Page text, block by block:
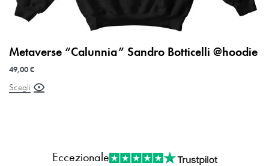
Metaverse “Calunnia” Sandro Botticelli @hoodie
49,00€
Scegli
Eccezionale